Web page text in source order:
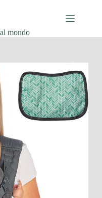
mondo